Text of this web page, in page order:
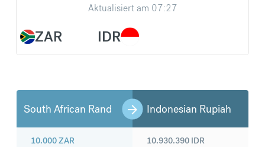
ZAR
Aktualisiert am 07:27
IDR
South African Rand Indonesian Rupiah
10.000ZAR 10.930.390 IDR